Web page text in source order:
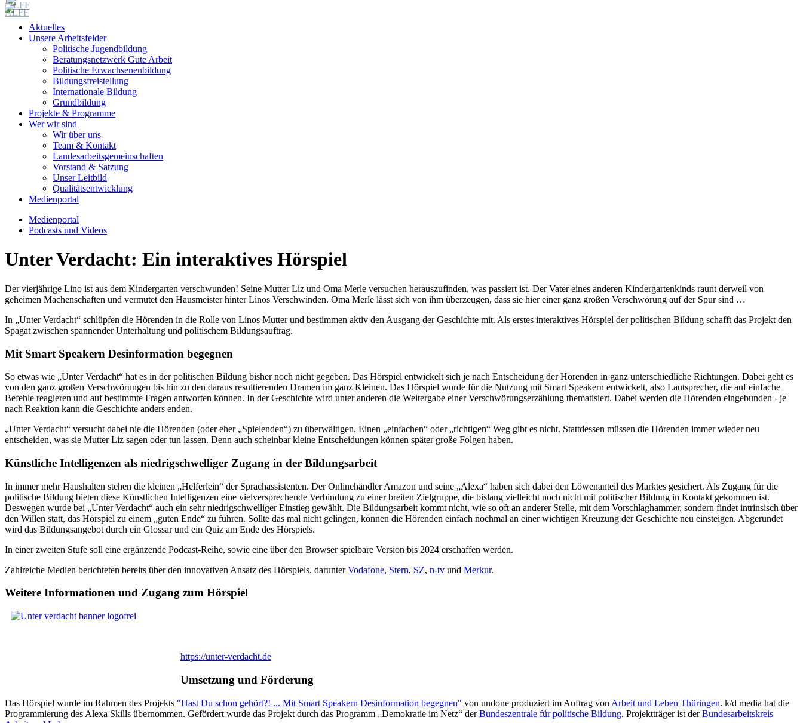
Aktuelles
Unsere Arbeitsfelder
Politische Jugendbildung
Beratungsnetzwerk Gute Arbeit
Politische Erwachsenenbildung
Bildungsfreistellung
Internationale Bildung
Grundbildung
Projekte & Programme
Wer wir sind
Wir über uns
Team & Kontakt
Landesarbeitsgemeinschaften
Vorstand & Satzung
Unser Leitbild
Qualitätsentwicklung
Medienportal
Medienportal
Podcasts und Videos
Unter Verdacht: Ein interaktives Hörspiel
Der vierjährige Lino ist aus dem Kindergarten verschwunden! Seine Mutter Liz und Oma Merle versuchen herauszufinden, was passiert ist. Der Vater eines anderen Kindergartenkinds raunt derweil von
geheimen Machenschaften und vermutet den Hausmeister hinter Linos Verschwinden. Oma Merle lässt sich von ihm überzeugen, dass sie hier einer ganz großen Verschwörung auf der Spur sind …
In „Unter Verdacht“ schlüpfen die Hörenden in die Rolle von Linos Mutter und bestimmen aktiv den Ausgang der Geschichte mit. Als erstes interaktives Hörspiel der politischen Bildung schafft das Projekt den
Spagat zwischen spannender Unterhaltung und politischem Bildungsauftrag.
Mit Smart Speakern Desinformation begegnen
So etwas wie „Unter Verdacht“ hat es in der politischen Bildung bisher noch nicht gegeben. Das Hörspiel entwickelt sich je nach Entscheidung der Hörenden in ganz unterschiedliche Richtungen. Dabei geht es
von den ganz großen Verschwörungen bis hin zu den daraus resultierenden Dramen im ganz Kleinen. Das Hörspiel wurde für die Nutzung mit Smart Speakern entwickelt, also Lautsprecher, die auf einfache
Befehle reagieren und auf bestimmte Fragen antworten können. In der Geschichte wird unter anderen die Weitergabe einer Verschwörungserzählung thematisiert. Dabei werden die Hörenden eingebunden - je
nach Reaktion kann die Geschichte anders enden.
„Unter Verdacht“ versucht dabei nie die Hörenden (oder eher „Spielenden“) zu überwältigen. Einen „einfachen“ oder „richtigen“ Weg gibt es nicht. Stattdessen müssen die Hörenden immer wieder neu
entscheiden, was sie Mutter Liz sagen oder tun lassen. Denn auch scheinbar kleine Entscheidungen können später große Folgen haben.
Künstliche Intelligenzen als niedrigschwelliger Zugang in der Bildungsarbeit
In immer mehr Haushalten stehen die kleinen „Helferlein“ der Sprachassistenten. Der Onlinehändler Amazon und seine „Alexa“ haben sich dabei den Löwenanteil des Marktes gesichert. Als Zugang für die
politische Bildung bieten diese Künstlichen Intelligenzen eine vielversprechende Verbindung zu einer breiten Zielgruppe, die bislang vielleicht noch nicht mit politischer Bildung in Kontakt gekommen ist.
Deswegen wurde bei „Unter Verdacht“ auch ein sehr niedrigschwelliger Einstieg gewählt. Die Bildungsarbeit kommt nicht, wie so oft an anderer Stelle, mit dem Vorschlaghammer, sondern findet intrinsisch über
den Willen statt, das Hörspiel zu einem „guten Ende“ zu führen. Sollte das mal nicht gelingen, können die Hörenden einfach nochmal an einer wichtigen Kreuzung der Geschichte neu einsteigen. Abgerundet
wird das Bildungsangebot durch ein Glossar und ein Quiz am Ende des Hörspiels.
In einer zweiten Stufe soll eine ergänzende Podcast-Reihe, sowie eine über den Browser spielbare Version bis 2024 erschaffen werden.
Zahlreiche Medien berichteten bereits über den innovativen Ansatz des Hörspiels, darunterVodafone, Stern, SZ, n-tv und Merkur.
Weitere Informationen und Zugang zum Hörspiel
https://unter-verdacht.de
Umsetzung und Förderung
Das Hörspiel wurde im Rahmen des Projekts "Hast Du schon gehört?! ... Mit Smart Speakern Desinformation begegnen" von undone produziert im Auftrag von Arbeit und Leben Thüringen. k/d media hat die
Programmierung des Alexa Skills übernommen. Gefördert wurde das Projekt durch das Programm „Demokratie im Netz“ derBundeszentrale für politische Bildung. Projektträger ist derBundesarbeitskreis